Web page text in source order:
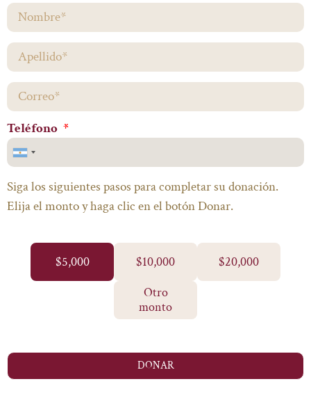
Teléfono
Argentina
Siga los siguientes pasos para completar su donación.
Elija el monto y haga clic en el botón Donar.
$5,000 $10,000
$20,000
Otro
monto
DONAR